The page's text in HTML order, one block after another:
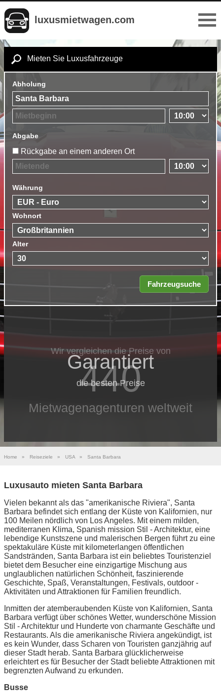
luxusmietwagen.com
Mieten Sie Luxusfahrzeuge
Abholung
Abgabe
Rückgabe an einem anderen Ort
Währung
Wohnort
Alter
Wir vergleichen die Preise von
440
Mietwagenagenturen weltweit
Garantiert
die besten Preise
Home » Reiseziele » USA » Santa Barbara
Luxusauto mieten Santa Barbara
Vielen bekannt als das "amerikanische Riviera", Santa
Barbara befindet sich entlang der Küste von Kalifornien, nur
100 Meilen nördlich von Los Angeles. Mit einem milden,
mediterranen Klima, Spanish mission Stil - Architektur, eine
lebendige Kunstszene und malerischen Bergen führt zu eine
spektakuläre Küste mit kilometerlangen öffentlichen
Sandstränden, Santa Barbara ist ein beliebtes Touristenziel
bietet dem Besucher eine einzigartige Mischung aus
unglaublichen natürlichen Schönheit, faszinierende
Geschichte, Spaß, Veranstaltungen, Festivals, outdoor -
Aktivitäten und Attraktionen für Familien freundlich.
Inmitten der atemberaubenden Küste von Kalifornien, Santa
Barbara verfügt über schönes Wetter, wunderschöne Mission
Stil - Architektur und Hunderte von charmante Geschäfte und
Restaurants. Als die amerikanische Riviera angekündigt, ist
es kein Wunder, dass Scharen von Touristen ganzjährig auf
dieser Stadt herab. Santa Barbara glücklicherweise
erleichtert es für Besucher der Stadt beliebte Attraktionen mit
begrenzten Aufwand zu erkunden.
Busse